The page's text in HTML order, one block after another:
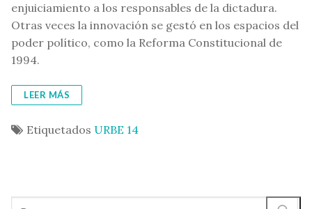
enjuiciamiento a los responsables de la dictadura.
Otras veces la innovación se gestó en los espacios del
poder político, como la Reforma Constitucional de
1994.
LEER MÁS
Etiquetados URBE 14